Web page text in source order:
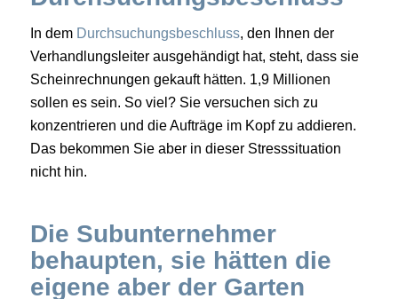
In dem Durchsuchungsbeschluss, den Ihnen der
Verhandlungsleiter ausgehändigt hat, steht, dass sie
Scheinrechnungen gekauft hätten. 1,9 Millionen
sollen es sein. So viel? Sie versuchen sich zu
konzentrieren und die Aufträge im Kopf zu addieren.
Das bekommen Sie aber in dieser Stresssituation
nicht hin.
Die Subunternehmer
behaupten, sie hätten die
eigene aber der Garten